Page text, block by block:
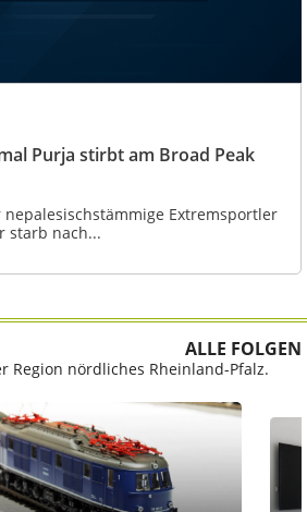
Purja stirbt am Broad Peak
nepalesischstämmige Extremsportler
starb nach...
ALLE FOLGEN
Region nördliches Rheinland-Pfalz.